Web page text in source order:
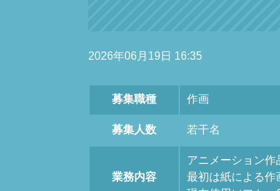
2026年06月19日 16:35
募集職種 作画
募集人数 若干名
業務内容
アニメーション作
最初は紙による作